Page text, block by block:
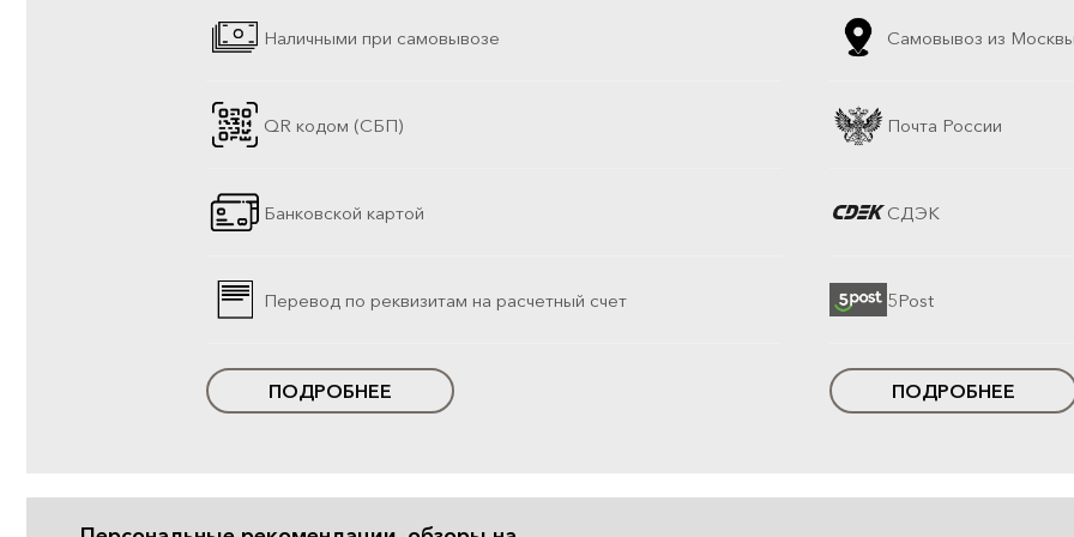
Наличными при самовывозе
QR кодом (СБП)
Банковской картой
Перевод по реквизитам на расчетный счет
ПОДРОБНЕЕ
Самовывоз из
Почта России
СДЭК
5Post
ПОДРОБНЕЕ